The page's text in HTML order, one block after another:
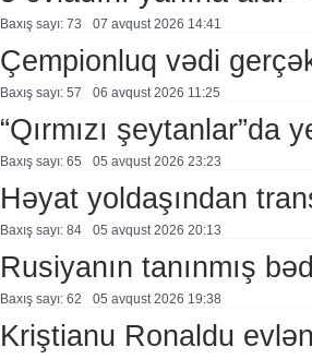
Baxış sayı: 73 07 avqust 2026 14:41
Çempionluq vədi
Baxış sayı: 57 06 avqust 2026 11:25
“Qırmızı şeytanlar”da
Baxış sayı: 65 05 avqust 2026 23:23
Həyat yoldaşından
Baxış sayı: 84 05 avqust 2026 20:13
Rusiyanın tanınmış
Baxış sayı: 62 05 avqust 2026 19:38
Kriştianu Ronaldu